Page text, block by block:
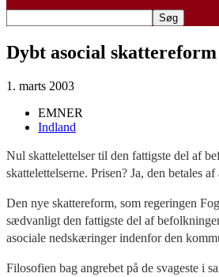
Dybt asocial skattereform
1. marts 2003
EMNER
Indland
Nul skattelettelser til den fattigste del af
skattelettelserne. Prisen? Ja, den betales
Den nye skattereform, som regeringen
sædvanligt den fattigste del af
asociale nedskæringer indenfor den
Filosofien bag angrebet på de svageste i